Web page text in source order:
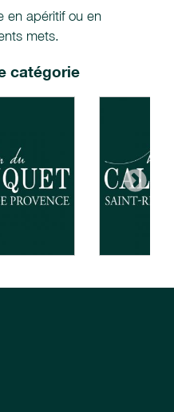
en apéritif ou en
mets.
catégorie